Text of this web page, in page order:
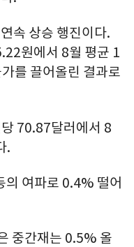
속 상승 행진이다.
원에서 8월 평균 1
를 끌어올린 결과로
70.87달러에서 8
.
의 여파로 0.4% 떨어
중간재는 0.5% 올